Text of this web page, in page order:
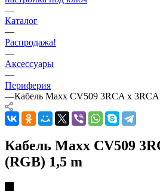
—
Каталог
—
Распродажа!
—
Аксессуары
—
Периферия
—Кабель Maxx CV509 3RCA x
Кабель Maxx CV509
(RGB) 1,5 m